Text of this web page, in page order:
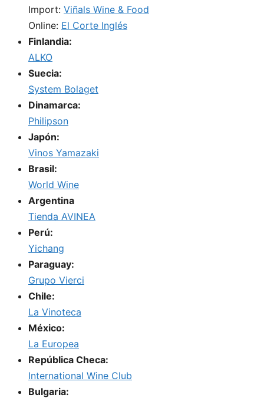
Import: Viñals Wine & Food
Online: El Corte Inglés
Finlandia:
ALKO
Suecia:
System Bolaget
Dinamarca:
Philipson
Japón:
Vinos Yamazaki
Brasil:
World Wine
Argentina
Tienda AVINEA
Perú:
Yichang
Paraguay:
Grupo Vierci
Chile:
La Vinoteca
México:
La Europea
República Checa:
International Wine Club
Bulgaria: